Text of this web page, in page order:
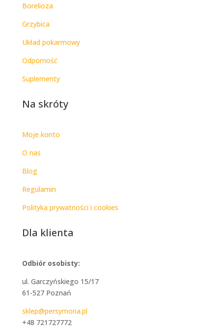
Borelioza
Grzybica
Układ pokarmowy
Odporność
Suplementy
Na skróty
Moje konto
O nas
Blog
Regulamin
Polityka prywatności i cookies
Dla klienta
Odbiór osobisty:
ul. Garczyńskiego 15/17
61-527 Poznań
sklep@persymona.pl
+48 721727772